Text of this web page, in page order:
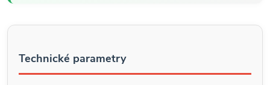
Technické parametry